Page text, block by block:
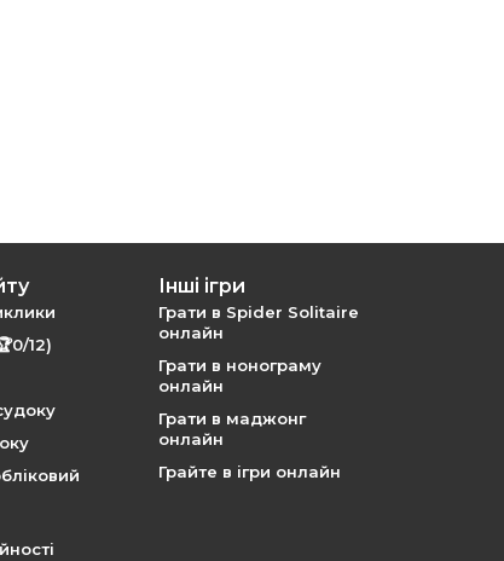
12)
Інші ігри
Грати в Spider Solitaire
онлайн
Грати в нонограму
онлайн
Грати в маджонг
онлайн
Грайте в ігри онлайн